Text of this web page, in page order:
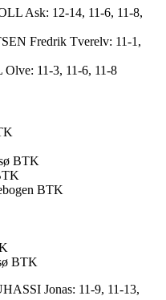
Ask: 12-14, 11-6, 11-8,
Fredrik Tverelv: 11-1,
11-3, 11-6, 11-8
BTK
BTK
BTK
Jonas: 11-9, 11-13,